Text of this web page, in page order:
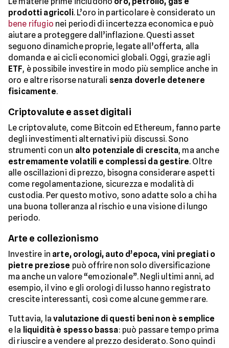
prodotti agricoli. L’oro in particolare è considerato un
bene rifugio nei periodi di incertezza economica e può
aiutare a proteggere dall’inflazione. Questi asset
seguono dinamiche proprie, legate all’offerta, alla
domanda e ai cicli economici globali. Oggi, grazie agli
ETF, è possibile investire in modo più semplice anche in
oro e altre risorse naturali senza doverle detenere
fisicamente.
Criptovalute e asset digitali
Le criptovalute, come Bitcoin ed Ethereum, fanno parte
degli investimenti alternativi più discussi. Sono
strumenti con un alto potenziale di crescita, ma anche
estremamente volatili e complessi da gestire. Oltre
alle oscillazioni di prezzo, bisogna considerare aspetti
come regolamentazione, sicurezza e modalità di
custodia. Per questo motivo, sono adatte solo a chi ha
una buona tolleranza al rischio e una visione di lungo
periodo.
Arte e collezionismo
Investire in arte, orologi, auto d’epoca, vini pregiati o
pietre preziose può offrire non solo diversificazione
ma anche un valore “emozionale”. Negli ultimi anni, ad
esempio, il vino e gli orologi di lusso hanno registrato
crescite interessanti, così come alcune gemme rare.
Tuttavia, lavalutazione di questi beni non è semplice
e la liquidità è spesso bassa: può passare tempo prima
di riuscire a vendere al prezzo desiderato. Sono quindi